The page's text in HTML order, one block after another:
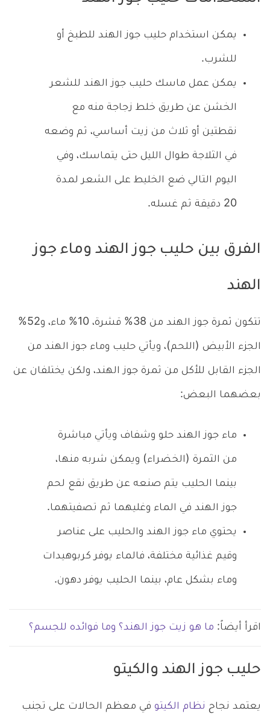
يمكن استخدام حليب جوز الهند للطبخ أو
للشرب.
يمكن عمل ماسك حليب جوز الهند للشعر
الخشن عن طريق خلط زجاجة منه مع
نقطتين أو ثلاث من زيت أساسي، ثم وضعه
في الثلاجة طوال الليل حتى يتماسك، وفي
اليوم التالي ضع الخليط على الشعر لمدة
20 دقيقة ثم غسله.
الفرق بين حليب جوز الهند وماء جوز
الهند
تتكون ثمرة جوز الهند من 38% قشرة، 10% ماء، و52%
الجزء الأبيض (اللحم)، ويأتي حليب وماء جوز الهند من
الجزء القابل للأكل من ثمرة جوز الهند، ولكن يختلفان عن
بعضهما البعض:
ماء جوز الهند حلو وشفاف ويأتي مباشرة
من الثمرة (الخضراء) ويمكن شربه منها،
بينما الحليب يتم صنعه عن طريق نقع لحم
جوز الهند في الماء وغليهما ثم تصفيتهما.
يحتوي ماء جوز الهند والحليب على عناصر
وقيم غذائية مختلفة، فالماء يوفر كربوهيدات
وماء بشكل عام، بينما الحليب يوفر دهون.
اقرأ أيضاً: ما هو زيت جوز الهند؟ وما فوائده للجسم؟
حليب جوز الهند والكيتو
يعتمد نجاح نظام الكيتو في معظم الحالات على تجنب